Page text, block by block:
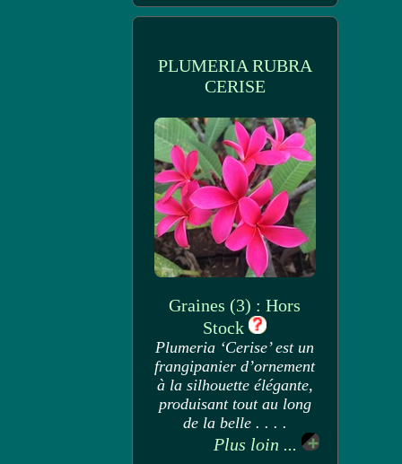
PLUMERIA RUBRA
CERISE
Graines (3) : Hors
Stock
Plumeria ‘Cerise’ est un
frangipanier d’ornement
à la silhouette élégante,
produisant tout au long
de la belle . . . .
Plus loin ...